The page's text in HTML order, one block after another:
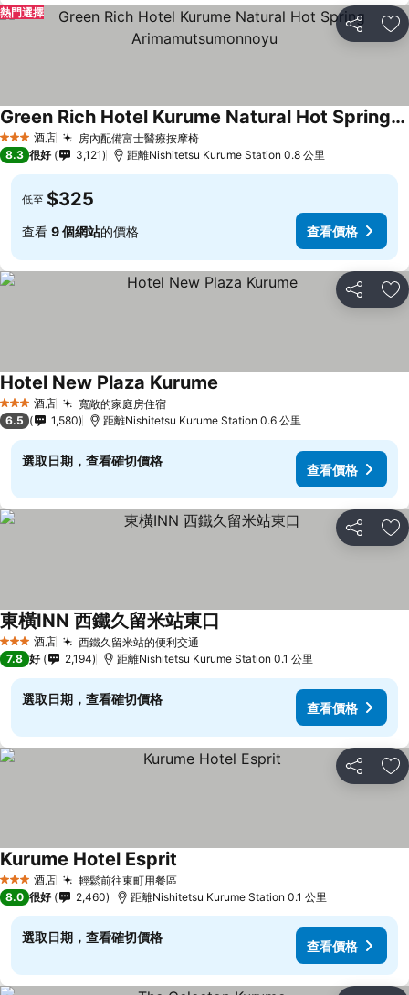
分享 放
熱門選擇
3 星級 酒店 房內配備富士醫療按摩椅查看價格
Green Rich Hotel Kurume Natural Hot Spring Arimamutsumonnoyu
查看價格
8.3 很好 3,121 距離Nishitetsu Kurume Station 0.8 公里
低至 $325
查看 9 個網站的價格 查看價格
分享 放
3 星級 酒店 寬敞的家庭房住宿查看價格
Hotel New Plaza Kurume
6.5 1,580 距離Nishitetsu Kurume Station 0.6 公里
選取日期，查看確切價格
查看價格
分享 放
3 星級 酒店 西鐵久留米站的便利交通
東橫INN 西鐵久留米站東口
7.8 好 2,194 距離Nishitetsu Kurume Station 0.1 公里
選取日期，查看確切價格
查看價格
分享 放
3 星級 酒店 輕鬆前往東町用餐區查看價格
Kurume Hotel Esprit
8.0 很好 2,460 距離Nishitetsu Kurume Station 0.1 公里
選取日期，查看確切價格
查看價格